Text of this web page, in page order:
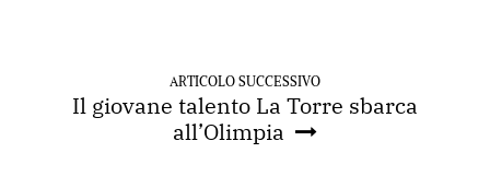
ARTICOLO SUCCESSIVO
Il giovane talento La Torre sbarca
all’Olimpia